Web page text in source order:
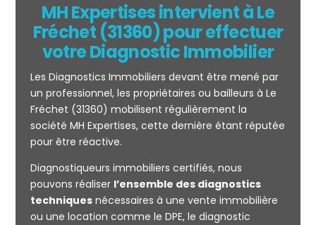
Mesurage
CARREZ
MH Expertises intervient à Le
Fréchet (31360) pour effectuer
votre Diagnostic Immobilier
Les Diagnostics Immobiliers devant être mené par
un professionnel, les propriétaires ou bailleurs à Le
Fréchet (31360) mobilisent régulièrement la
société MH Expertises, cette dernière étant réputée
pour être réactive.
Diagnostiqueurs immobiliers certifiés, nous
pouvons réaliser l’ensemble des diagnostics
techniquesnécessaires à une vente immobilière
ou une location comme le DPE, le diagnostic